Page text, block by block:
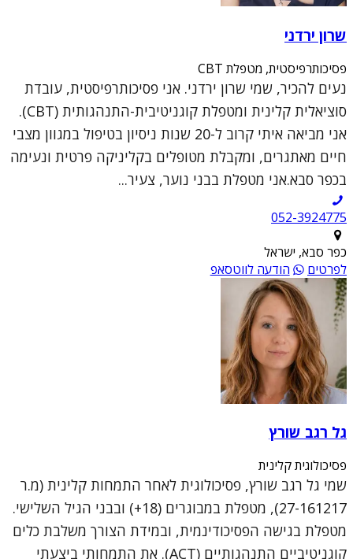
שרון ירדני
פסיכותרפיסטית, מטפלת CBT
נעים להכיר, שמי שרון ירדני. אני פסיכותרפיסטית, עובדת
סוציאלית קלינית ומטפלת קוגניטיבית-התנהגותית (CBT).
אני מביאה איתי קרוב ל-20 שנות ניסיון בטיפול במגוון מצבי
חיים מאתגרים, ומקבלת מטופלים בקליניקה פרטית ונעימה
בכפר סבא.אני מטפלת בבני נוער, צעיר...
052-3924775
כפר סבא, ישראל
לפרטים
הודעה לווטסאפ
גל רגב שורץ
פסיכולוגית קלינית
שמי גל רגב שורץ, פסיכולוגית לאחר התמחות קלינית (מ.ר
27-161217), מטפלת במבוגרים (18+) ובבני הגיל השלישי.
מטפלת בגישה הפסיכודינמית, ובמידת הצורך משלבת כלים
קוגניטיביים התנהגותיים (ACT). את התמחותי ביצעתי